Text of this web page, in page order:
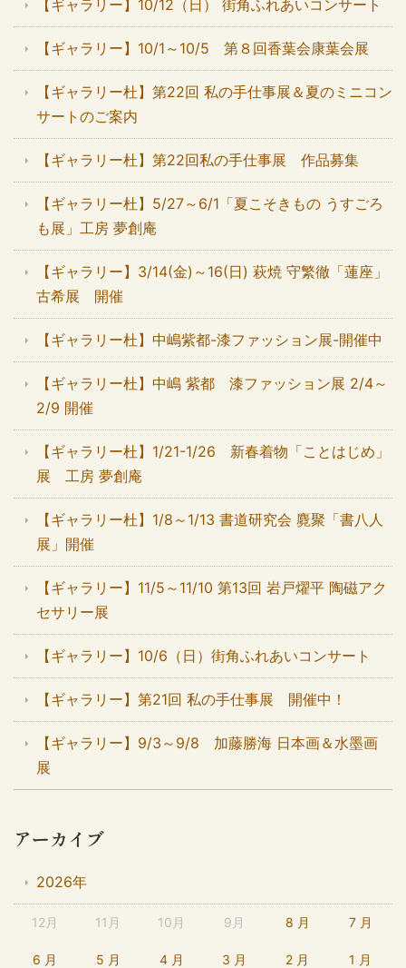
【ギャラリー】10/12（日） 街角ふれあいコンサート
【ギャラリー】10/1～10/5 第８回香葉会康葉会展
【ギャラリー杜】第22回 私の手仕事展＆夏のミニコン
サートのご案内
【ギャラリー杜】第22回私の手仕事展 作品募集
【ギャラリー杜】5/27～6/1「夏こそきもの うすごろ
も展」工房 夢創庵
【ギャラリー】3/14(金)～16(日) 萩焼 守繁徹「蓮座」
古希展 開催
【ギャラリー杜】中嶋紫都-漆ファッション展-開催中
【ギャラリー杜】中嶋 紫都 漆ファッション展 2/4～
2/9 開催
【ギャラリー杜】1/21-1/26 新春着物「ことはじめ」
展 工房 夢創庵
【ギャラリー杜】1/8～1/13 書道研究会 麑聚「書八人
展」開催
【ギャラリー】11/5～11/10 第13回 岩戸燿平 陶磁アク
セサリー展
【ギャラリー】10/6（日）街角ふれあいコンサート
【ギャラリー】第21回 私の手仕事展 開催中！
【ギャラリー】9/3～9/8 加藤勝海 日本画＆水墨画
展
アーカイブ
2026年
12月 11月 10月 9月 8 月 7 月
6 月 5 月 4 月 3 月 2 月 1 月